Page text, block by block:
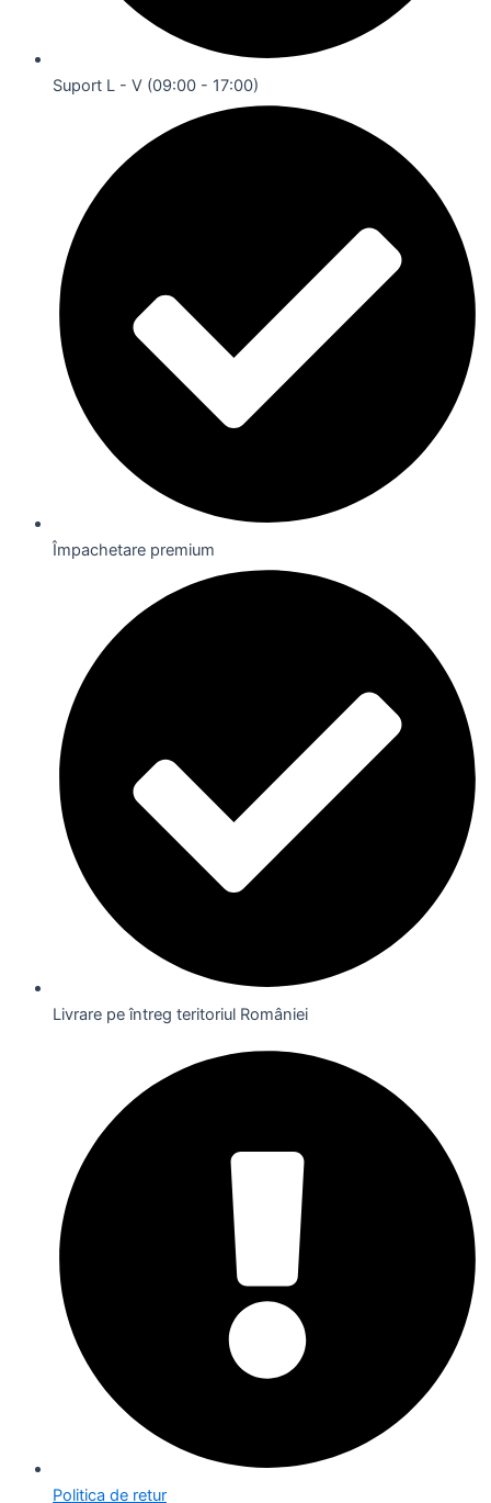
Suport L - V (09:00 - 17:00)
Împachetare premium
Livrare pe întreg teritoriul României
Politica de retur